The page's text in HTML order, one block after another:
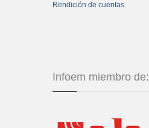
Rendición de cuentas
Infoem miembro de: